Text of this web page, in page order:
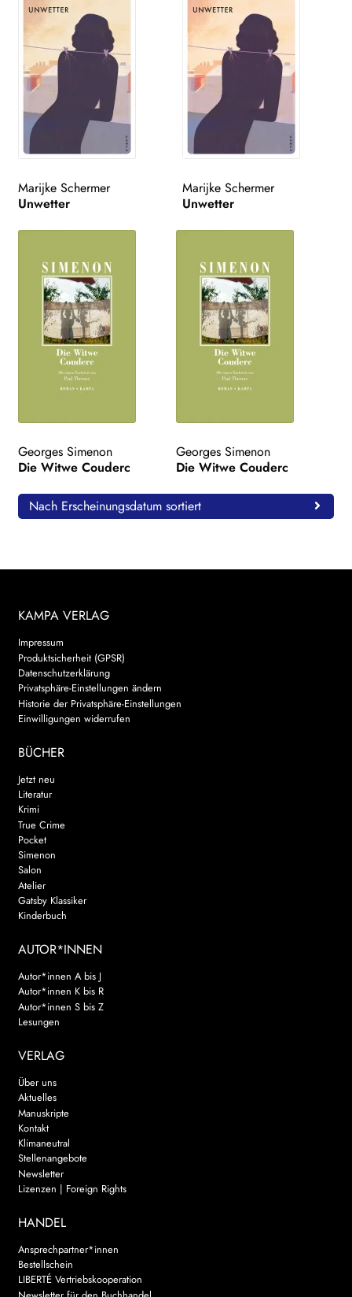
Marijke Schermer
Unwetter
Marijke Schermer
Unwetter
Georges Simenon
Die Witwe Couderc
Georges Simenon
Die Witwe Couderc
Nach Erscheinungsdatum sortiert
KAMPA VERLAG
Impressum
Produktsicherheit (GPSR)
Datenschutzerklärung
Privatsphäre-Einstellungen ändern
Historie der Privatsphäre-Einstellungen
Einwilligungen widerrufen
BÜCHER
Jetzt neu
Literatur
Krimi
True Crime
Pocket
Simenon
Salon
Atelier
Gatsby Klassiker
Kinderbuch
AUTOR*INNEN
Autor*innen A bis J
Autor*innen K bis R
Autor*innen S bis Z
Lesungen
VERLAG
Über uns
Aktuelles
Manuskripte
Kontakt
Klimaneutral
Stellenangebote
Newsletter
Lizenzen | Foreign Rights
HANDEL
Ansprechpartner*innen
Bestellschein
LIBERTÉ Vertriebskooperation